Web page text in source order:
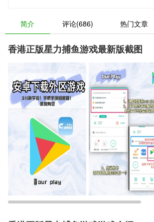
简介 评论(686) 热门文章
香港正版星力捕鱼游戏最新版截图